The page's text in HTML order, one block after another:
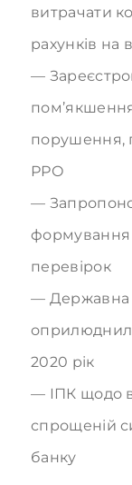
витрачати
рахунків на
пом’якшення
порушення,
РРО
формування
перевірок
Державна
2020 рік
ІПК щодо
спрощеній
банку